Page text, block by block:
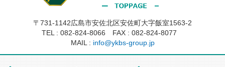
〒731-1142広島市安佐北区安佐町大字飯室1563-2
TEL : 082-824-8066 FAX : 082-824-8077
MAIL : info@ykbs-group.jp